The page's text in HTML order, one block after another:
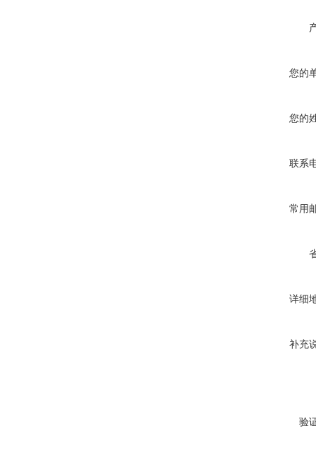
您的
您的
联系
常用
详细
补充
验